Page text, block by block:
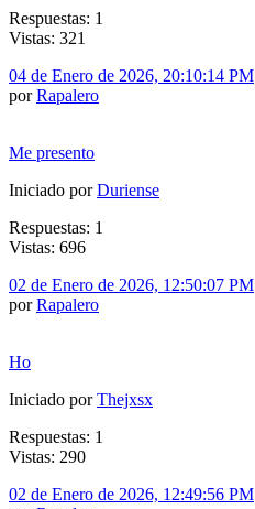
Respuestas: 1
Vistas: 321
04 de Enero de 2026, 20:10:14 PM
porRapalero
Me presento
Iniciado porDuriense
Respuestas: 1
Vistas: 696
02 de Enero de 2026, 12:50:07 PM
porRapalero
Ho
Iniciado porThejxsx
Respuestas: 1
Vistas: 290
02 de Enero de 2026, 12:49:56 PM